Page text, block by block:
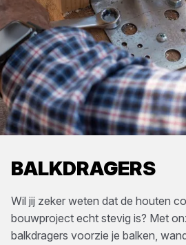
BALKDRAGERS
Wil jij zeker weten dat de houten
bouwproject echt stevig is? Met
balkdragers voorzie je balken,